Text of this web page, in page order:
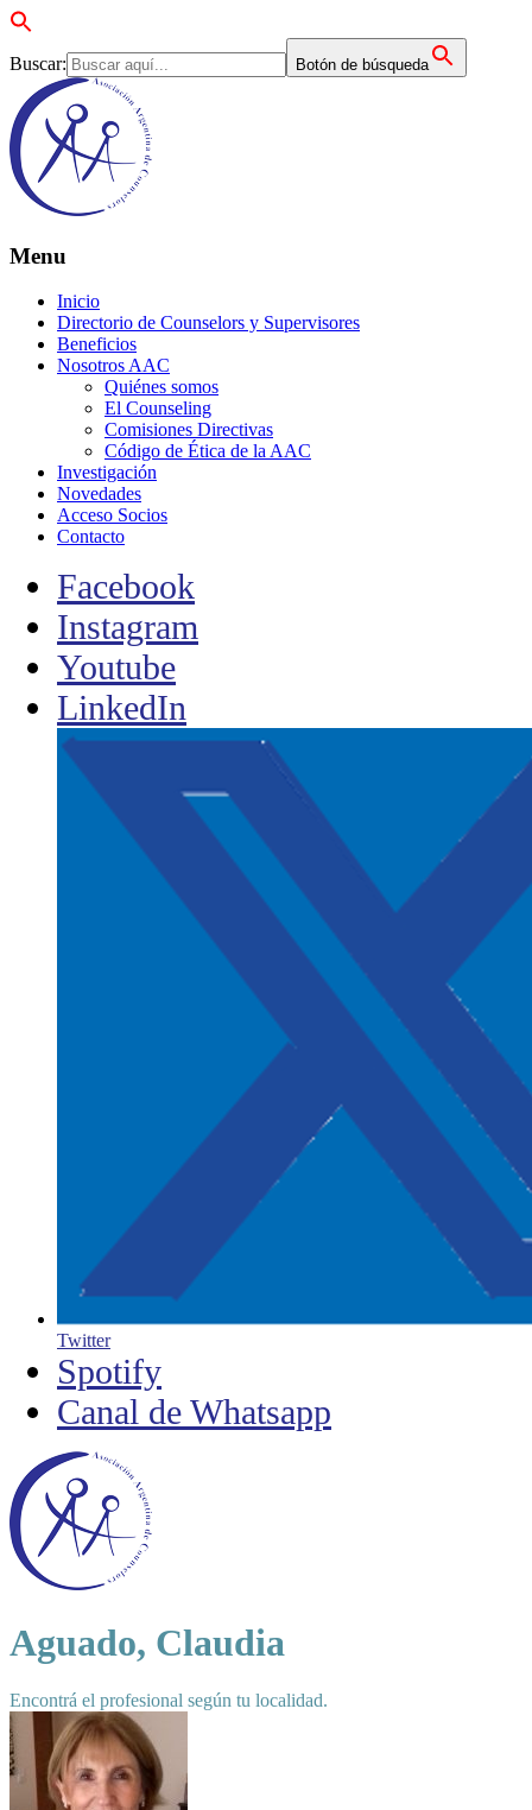
Buscar: Botón de búsqueda
Menu
Inicio
Directorio de Counselors y Supervisores
Beneficios
Nosotros AAC
Quiénes somos
El Counseling
Comisiones Directivas
Código de Ética de la AAC
Investigación
Novedades
Acceso Socios
Contacto
Facebook
Instagram
Youtube
LinkedIn
Twitter
Spotify
Canal de Whatsapp
Aguado, Claudia
Encontrá el profesional según tu localidad.